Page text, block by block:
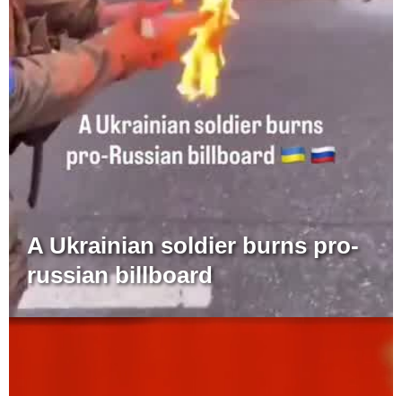
A Ukrainian soldier burns pro-
russian billboard